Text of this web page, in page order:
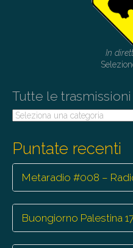
In
Tutte le trasmissioni
Tutte
Puntate recenti
Metaradio #008 –
Buongiorno Palestina